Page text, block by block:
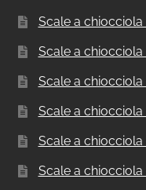
Scale a chiocciola
Scale a chiocciola
Scale a chiocciola
Scale a chiocciola
Scale a chiocciola
Scale a chiocciola